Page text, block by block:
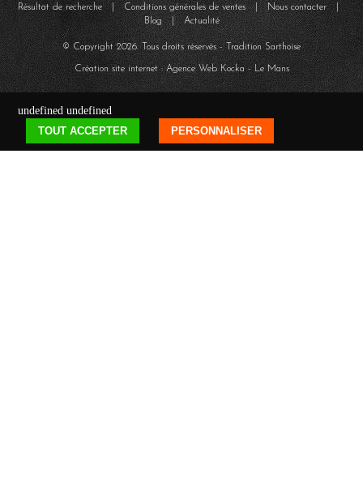
Résultat de recherche| Conditions générales de ventes | Nous contacter|
Blog| Actualité
© Copyright2026. Tous droits réservés - Tradition Sarthoise
Création site internet : Agence WebKocka- Le Mans
undefined undefined
TOUT ACCEPTER
PERSONNALISER